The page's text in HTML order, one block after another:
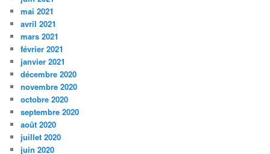
mai 2021
avril 2021
mars 2021
février 2021
janvier 2021
décembre 2020
novembre 2020
octobre 2020
septembre 2020
août 2020
juillet 2020
juin 2020